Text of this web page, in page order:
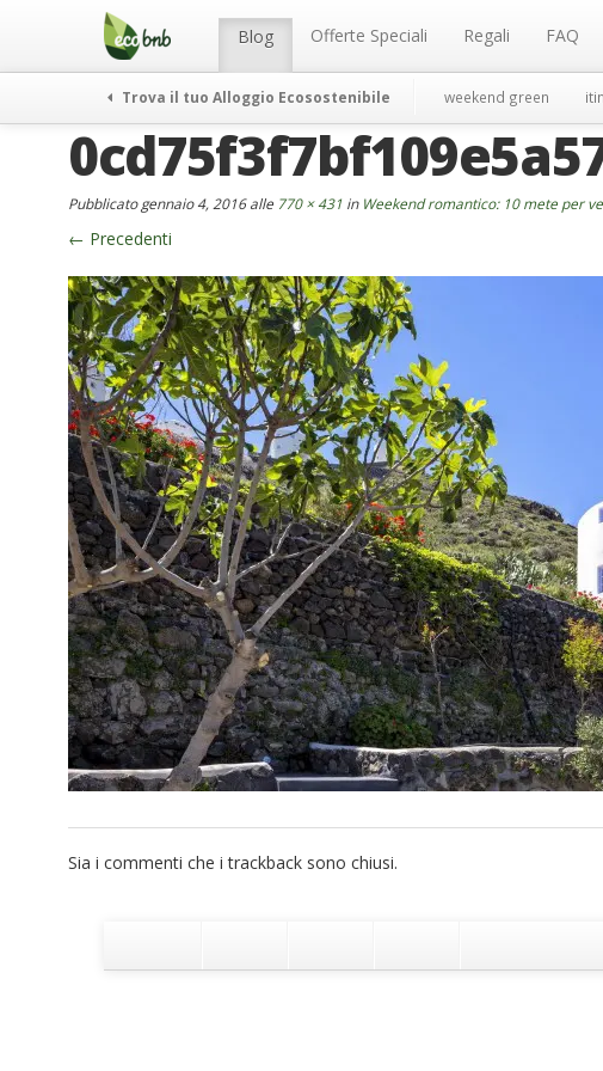
Menu Blog Offerte Speciali Regali FAQ
Trova il tuo Alloggio Ecosostenibile weekend green
Pubblicatogennaio 4, 2016alle 770 × 431 in Weekend romantico: 10 mete per
← Precedenti
Sia i commenti che i trackback sono chiusi.